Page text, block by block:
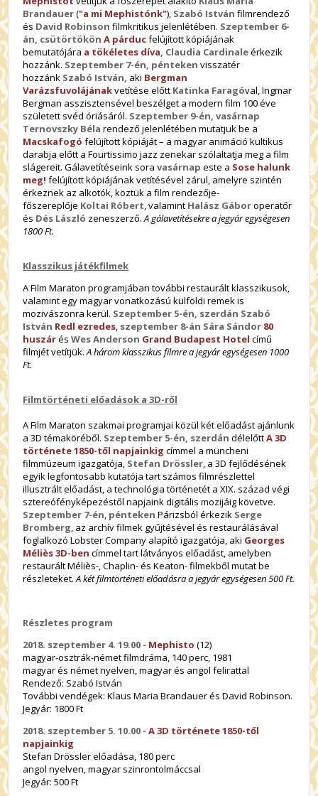
Brandauer("a mi Mephistónk"), Szabó Istvánfilmrendező
és David Robinson filmkritikus jelenlétében. Szeptember 6-
án, csütörtökön A párducfelújított kópiájának
bemutatójára a tökéletes díva, Claudia Cardinaleérkezik
hozzánk. Szeptember 7-én, pénteken visszatér
hozzánk Szabó István, aki Bergman
Varázsfuvolájánakvetítése előtt Katinka Faragóval, Ingmar
Bergman asszisztensével beszélget a modern film 100 éve
született svéd óriásáról. Szeptember 9-én, vasárnap
Ternovszky Béla rendező jelenlétében mutatjuk be a
Macskafogó felújított kópiáját – a magyar animáció kultikus
darabja előtt a Fourtissimo jazz zenekar szólaltatja meg a film
slágereit. Gálavetítéseink soravasárnap este a Sose halunk
meg! felújított kópiájának vetítésével zárul, amelyre szintén
érkeznek az alkotók, köztük a film rendezője-
főszereplője Koltai Róbert, valamint Halász Gáboroperatőr
és Dés László zeneszerző.A gálavetítésekre a jegyár egységesen
1800 Ft.
Klasszikus játékfilmek
A Film Maraton programjában további restaurált klasszikusok,
valamint egy magyar vonatkozású külföldi remek is
mozivászonra kerül. Szeptember 5-én, szerdán Szabó
István Redl ezredes, szeptember 8-án Sára Sándor 80
huszárésWes Anderson Grand Budapest Hotel című
filmjét vetítjük.A három klasszikus filmre a jegyár egységesen 1000
Ft.
Filmtörténeti előadások a 3D-ről
A Film Maraton szakmai programjai közül két előadást ajánlunk
a 3D témaköréből. Szeptember 5-én, szerdán délelőttA 3D
története 1850-től napjainkig címmel a müncheni
filmmúzeum igazgatója, Stefan Drössler, a 3D fejlődésének
egyik legfontosabb kutatója tart számos filmrészlettel
illusztrált előadást, a technológia történetét a XIX. század végi
sztereófényképezéstől napjaink digitális mozijáig követve.
Szeptember 7-én, pénteken Párizsból érkezik Serge
Bromberg, az archív filmek gyűjtésével és restaurálásával
foglalkozó Lobster Company alapító igazgatója, aki Georges
Méliès 3D-ben címmel tart látványos előadást, amelyben
restaurált Méliès-, Chaplin- és Keaton- filmekből mutat be
részleteket.A két filmtörténeti előadásra a jegyár egységesen 500 Ft.
Részletes program
2018. szeptember 4. 19.00 - Mephisto (12)
magyar-osztrák-német filmdráma, 140 perc, 1981
magyar és német nyelven, magyar és angol felirattal
Rendező: Szabó István
További vendégek: Klaus Maria Brandauer és David Robinson.
Jegyár: 1800 Ft
2018. szeptember 5. 10.00 -A 3D története 1850-től
napjainkig
Stefan Drössler előadása, 180 perc
angol nyelven, magyar szinrontolmáccsal
Jegyár: 500 Ft